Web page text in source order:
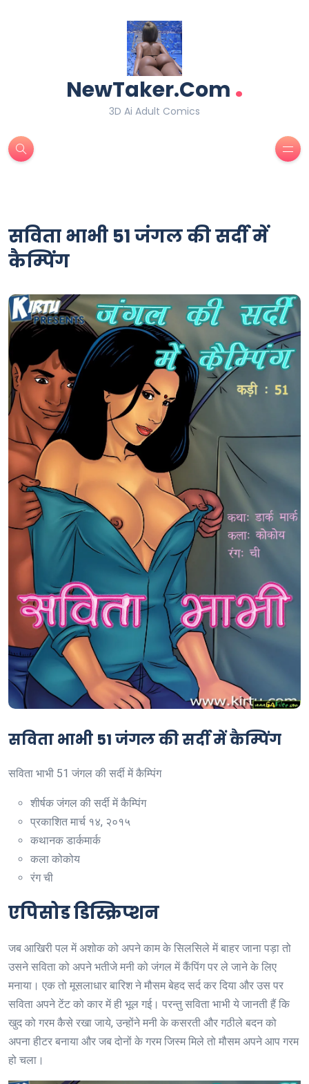
NewTaker.Com .
3D Ai Adult Comics
सविता भाभी 51 जंगल की सर्दी में
कैम्पिंग
सविता भाभी 51 जंगल की सर्दी में कैम्पिंग
सविता भाभी 51 जंगल की सर्दी में कैम्पिंग
शीर्षक जंगल की सर्दी में कैम्पिंग
प्रकाशित मार्च १४, २०१५
कथानक डार्कमार्क
कला कोकोय
रंगची
एपिसोड डिस्क्रिप्शन
जब आखिरी पल में अशोक को अपने काम के सिलसिले में बाहर जाना पड़ा तो
उसने सविता को अपने भतीजे मनी को जंगल में कैंपिंग पर ले जाने के लिए
मनाया। एक तो मूसलाधार बारिश ने मौसम बेहद सर्द कर दिया और उस पर
सविता अपने टेंट को कार में ही भूल गई। परन्तु सविता भाभी ये जानती हैं कि
खुद को गरम कैसे रखा जाये, उन्होंने मनी के कसरती और गठीले बदन को
अपना हीटर बनाया और जब दोनों के गरम जिस्म मिले तो मौसम अपने आप गरम
हो चला।